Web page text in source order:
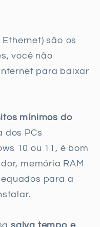
são os
você não
para baixar
mínimos do
dos PCs
10 ou 11, é bom
memória RAM
para a